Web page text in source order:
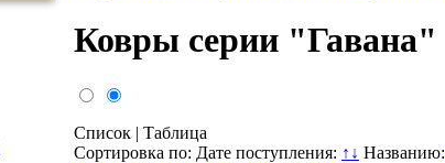
Ковры серии "Гавана"
Список | Таблица
Сортировка по: Дате поступления: ↑ ↓ Названию: